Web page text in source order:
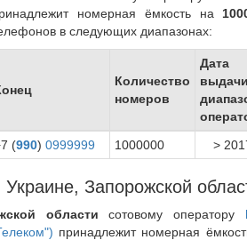
номерная ёмкость на
в следующих диапазонах:
Количество
номеров
Дата
(990) 0999999 1000000 >
Запорожской
области сотовому оператору
принадлежит номерная